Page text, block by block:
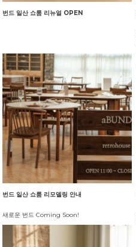
번드 일산 쇼룸 리뉴얼 OPEN
번드 일산 쇼룸 리모델링 안내
새로운 번드 Coming Soon!